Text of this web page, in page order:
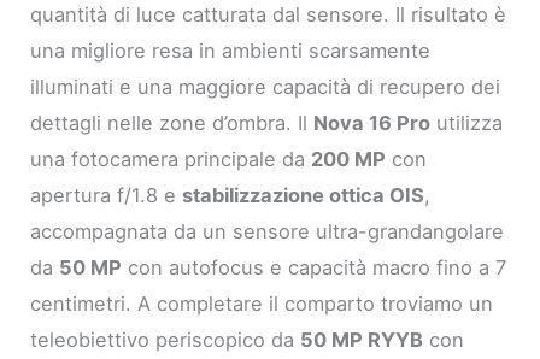
quantità di luce catturata dal sensore. Il risultato è
una migliore resa in ambienti scarsamente
illuminati e una maggiore capacità di recupero dei
dettagli nelle zone d’ombra. Il Nova 16 Pro utilizza
una fotocamera principale da 200 MP con
apertura f/1.8 e stabilizzazione ottica OIS,
accompagnata da un sensore ultra-grandangolare
da 50 MP con autofocus e capacità macro fino a 7
centimetri. A completare il comparto troviamo un
teleobiettivo periscopico da 50 MP RYYB con